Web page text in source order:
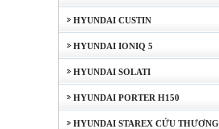
HYUNDAI CUSTIN
HYUNDAI IONIQ 5
HYUNDAI SOLATI
HYUNDAI PORTER H150
HYUNDAI STAREX CỨU THƯƠNG